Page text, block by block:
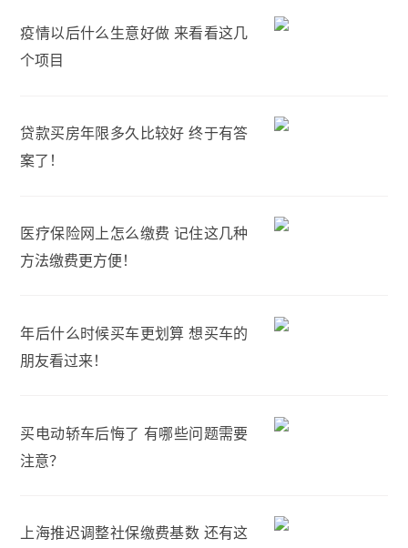
疫情以后什么生意好做 来看看这几
个项目
贷款买房年限多久比较好 终于有答
案了！
医疗保险网上怎么缴费 记住这几种
方法缴费更方便！
年后什么时候买车更划算 想买车的
朋友看过来！
买电动轿车后悔了 有哪些问题需要
注意？
上海推迟调整社保缴费基数 还有这